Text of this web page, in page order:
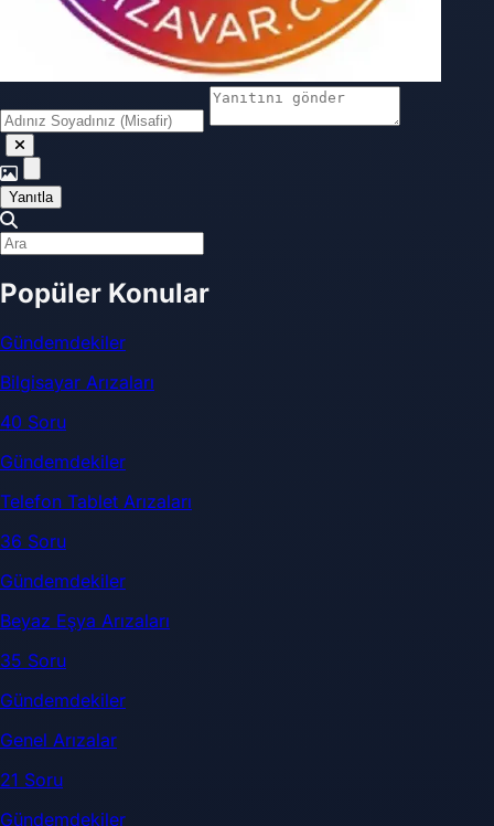
Yanıtla
Popüler Konular
Gündemdekiler
Bilgisayar Arızaları
40 Soru
Gündemdekiler
Telefon Tablet Arızaları
36 Soru
Gündemdekiler
Beyaz Eşya Arızaları
35 Soru
Gündemdekiler
Genel Arızalar
21 Soru
Gündemdekiler